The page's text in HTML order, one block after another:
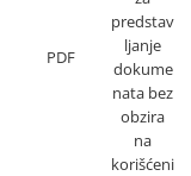
PDF
predstav
ljanje
dokume
nata bez
obzira
na
korišćeni